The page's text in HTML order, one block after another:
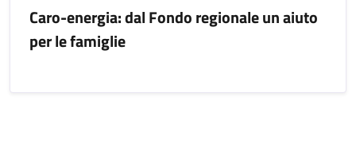
Caro-energia: dal Fondo regionale un aiuto
per le famiglie